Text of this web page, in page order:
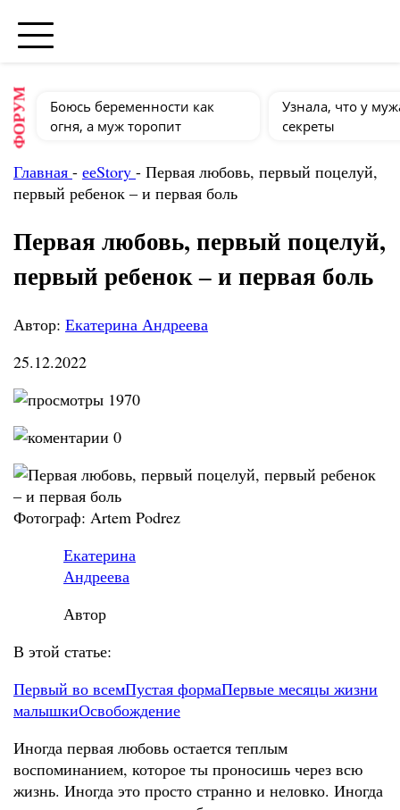
ФОРУМ
Боюсь беременности как
огня, а муж торопит
Узнала, что у
секреты
Главная - ееStory - Первая любовь, первый поцелуй,
первый ребенок ‒ и первая боль
Первая любовь, первый поцелуй,
первый ребенок ‒ и первая боль
Автор: Екатерина Андреева
25.12.2022
1970
0
Фотограф: Artem Podrez
Екатерина
Андреева
Автор
В этой статье:
Первый во всемПустая формаПервые месяцы жизни
малышкиОсвобождение
Иногда первая любовь остается теплым
воспоминанием, которое ты проносишь через всю
жизнь. Иногда это просто странно и неловко. Иногда